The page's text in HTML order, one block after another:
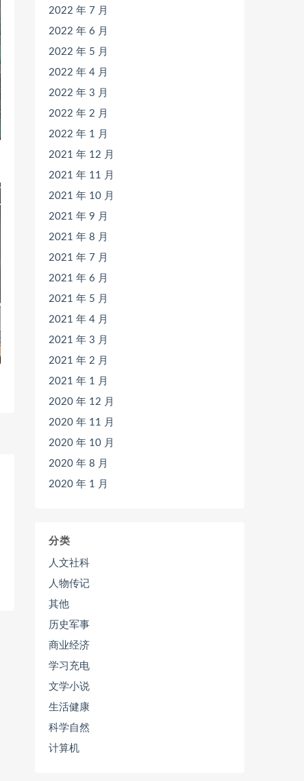
2022 年 7 月
2022 年 6 月
2022 年 5 月
2022 年 4 月
2022 年 3 月
2022 年 2 月
2022 年 1 月
2021 年 12 月
2021 年 11 月
2021 年 10 月
2021 年 9 月
2021 年 8 月
2021 年 7 月
2021 年 6 月
2021 年 5 月
2021 年 4 月
2021 年 3 月
2021 年 2 月
2021 年 1 月
2020 年 12 月
2020 年 11 月
2020 年 10 月
2020 年 8 月
2020 年 1 月
分类
人文社科
人物传记
其他
历史军事
商业经济
学习充电
文学小说
生活健康
科学自然
计算机